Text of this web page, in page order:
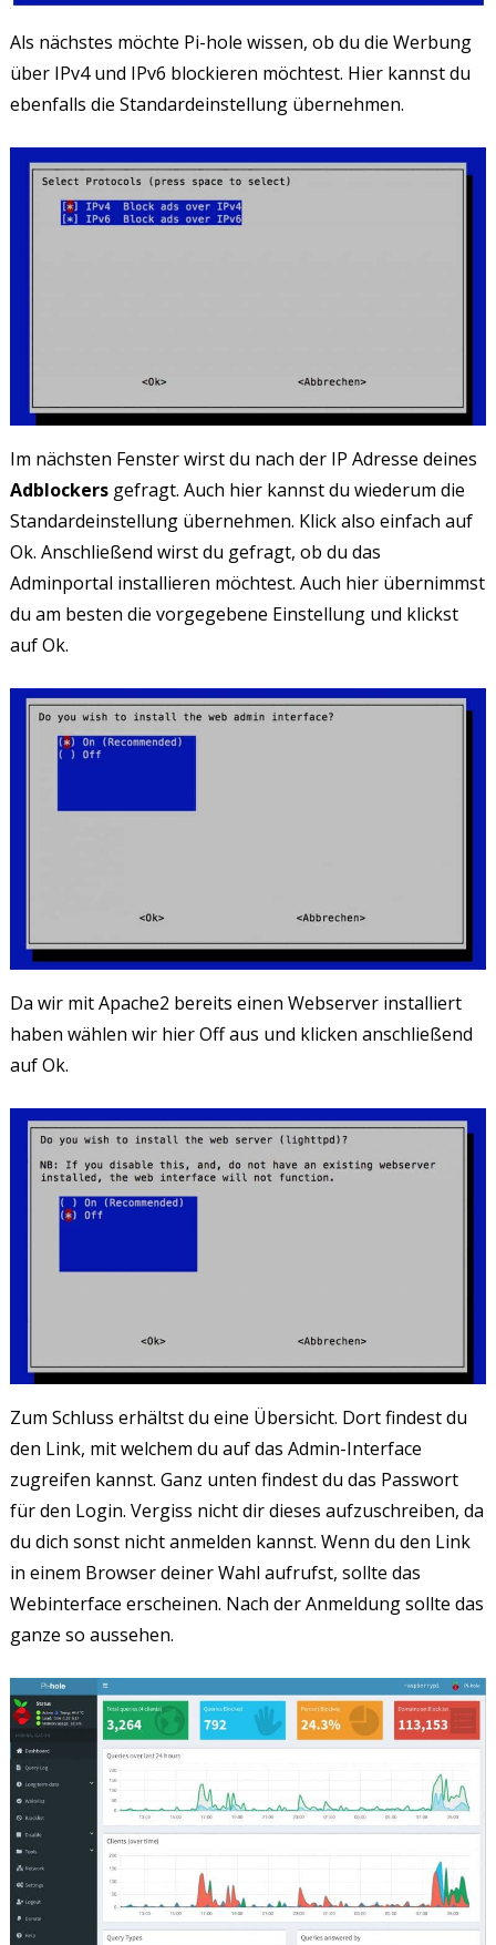
Als nächstes möchte Pi-hole wissen, ob du die Werbung
über IPv4 und IPv6 blockieren möchtest. Hier kannst du
ebenfalls die Standardeinstellung übernehmen.
Im nächsten Fenster wirst du nach der IP Adresse deines
Adblockers gefragt. Auch hier kannst du wiederum die
Standardeinstellung übernehmen. Klick also einfach auf
Ok. Anschließend wirst du gefragt, ob du das
Adminportal installieren möchtest. Auch hier übernimmst
du am besten die vorgegebene Einstellung und klickst
auf Ok.
Da wir mit Apache2 bereits einen Webserver installiert
haben wählen wir hier Off aus und klicken anschließend
auf Ok.
Zum Schluss erhältst du eine Übersicht. Dort findest du
den Link, mit welchem du auf das Admin-Interface
zugreifen kannst. Ganz unten findest du das Passwort
für den Login. Vergiss nicht dir dieses aufzuschreiben, da
du dich sonst nicht anmelden kannst. Wenn du den Link
in einem Browser deiner Wahl aufrufst, sollte das
Webinterface erscheinen. Nach der Anmeldung sollte das
ganze so aussehen.